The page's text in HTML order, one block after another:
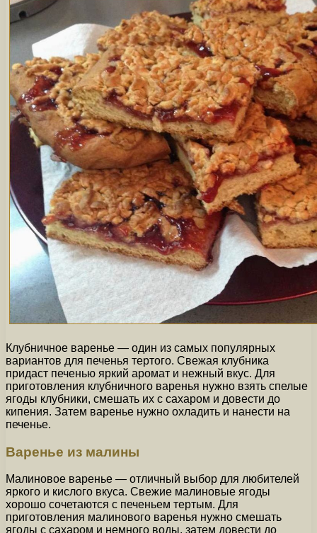
Клубничное варенье — один из самых популярных
вариантов для печенья тертого. Свежая клубника
придаст печенью яркий аромат и нежный вкус. Для
приготовления клубничного варенья нужно взять спелые
ягоды клубники, смешать их с сахаром и довести до
кипения. Затем варенье нужно охладить и нанести на
печенье.
Варенье из малины
Малиновое варенье — отличный выбор для любителей
яркого и кислого вкуса. Свежие малиновые ягоды
хорошо сочетаются с печеньем тертым. Для
приготовления малинового варенья нужно смешать
ягоды с сахаром и немного воды, затем довести до